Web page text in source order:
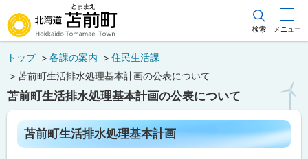
文
メ
ュ
北海道苫前町
Hokkaido Tomamae Town
検索 メニュー
トップ 各課の案内
住民生活課
苫前町生活排水処理基本計画の公表について
苫前町生活排水処理基本計画の公表について
ペ
ー
ジ
苫前町生活排水処理基本計画